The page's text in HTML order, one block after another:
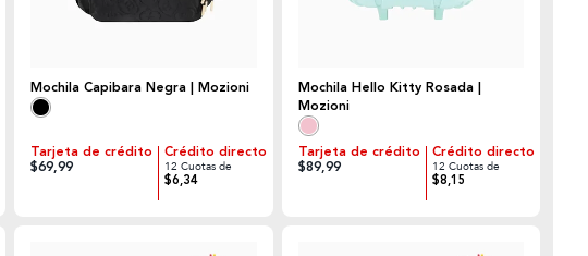
Mochila Capibara Negra | Mozioni
Tarjeta de crédito
$69,99
Crédito directo
12 Cuotas de
$6,34
Mochila Hello Kitty Rosada |
Mozioni
Tarjeta de crédito
$89,99
Crédito directo
12 Cuotas de
$8,15